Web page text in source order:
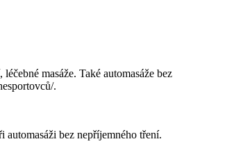
masáže. Také automasáže bez
.
bez nepříjemného tření.